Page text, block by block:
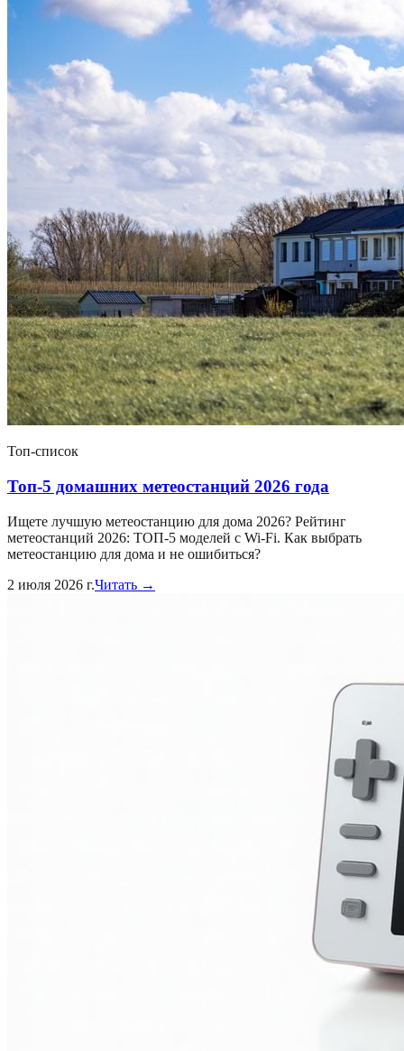
Топ-список
Топ-5 домашних метеостанций 2026 года
Ищете лучшую метеостанцию для дома 2026? Рейтинг
метеостанций 2026: ТОП-5 моделей с Wi-Fi. Как выбрать
метеостанцию для дома и не ошибиться?
2 июля 2026 г.Читать →